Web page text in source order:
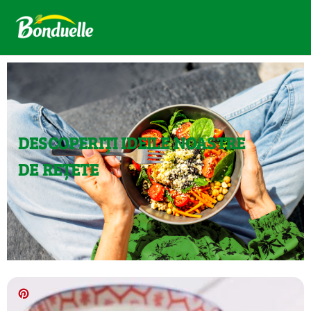
DESCOPERIȚI IDEILE NOASTRE
DE REȚETE